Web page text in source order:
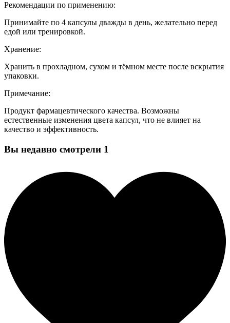
Рекомендации по применению:
Принимайте по 4 капсулы дважды в день, желательно перед
едой или тренировкой.
Хранение:
Хранить в прохладном, сухом и тёмном месте после вскрытия
упаковки.
Примечание:
Продукт фармацевтического качества. Возможны
естественные изменения цвета капсул, что не влияет на
качество и эффективность.
Вы недавно смотрели 1